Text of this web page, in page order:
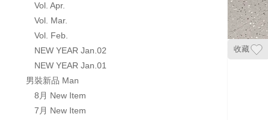
Vol. Apr.
Vol. Mar.
Vol. Feb.
NEW YEAR Jan.02
NEW YEAR Jan.01
男裝新品 Man
8月 New Item
7月 New Item
收藏